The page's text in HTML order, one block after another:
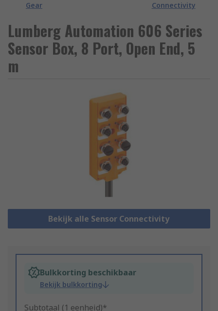
Gear
Connectivity
Lumberg Automation 606 Series
Sensor Box, 8 Port, Open End, 5
m
Bekijk alle Sensor Connectivity
Bulkkorting beschikbaar
Bekijk bulkkorting
Subtotaal (1 eenheid)*